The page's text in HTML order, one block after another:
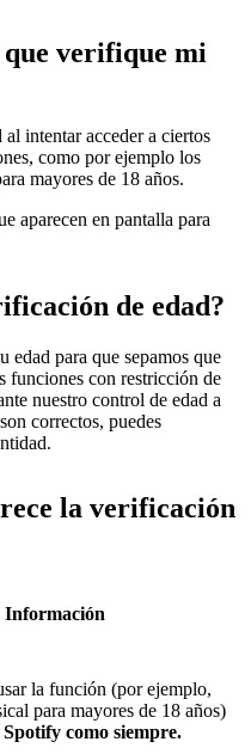
que verifique mi
intentar acceder a ciertos
como por ejemplo los
mayores de 18 años.
aparecen en pantalla para
de edad?
edad para que sepamos que
funciones con restricción de
nuestro control de edad a
correctos, puedes
la verificación
Información
la función (por ejemplo,
para mayores de 18 años)
como siempre.